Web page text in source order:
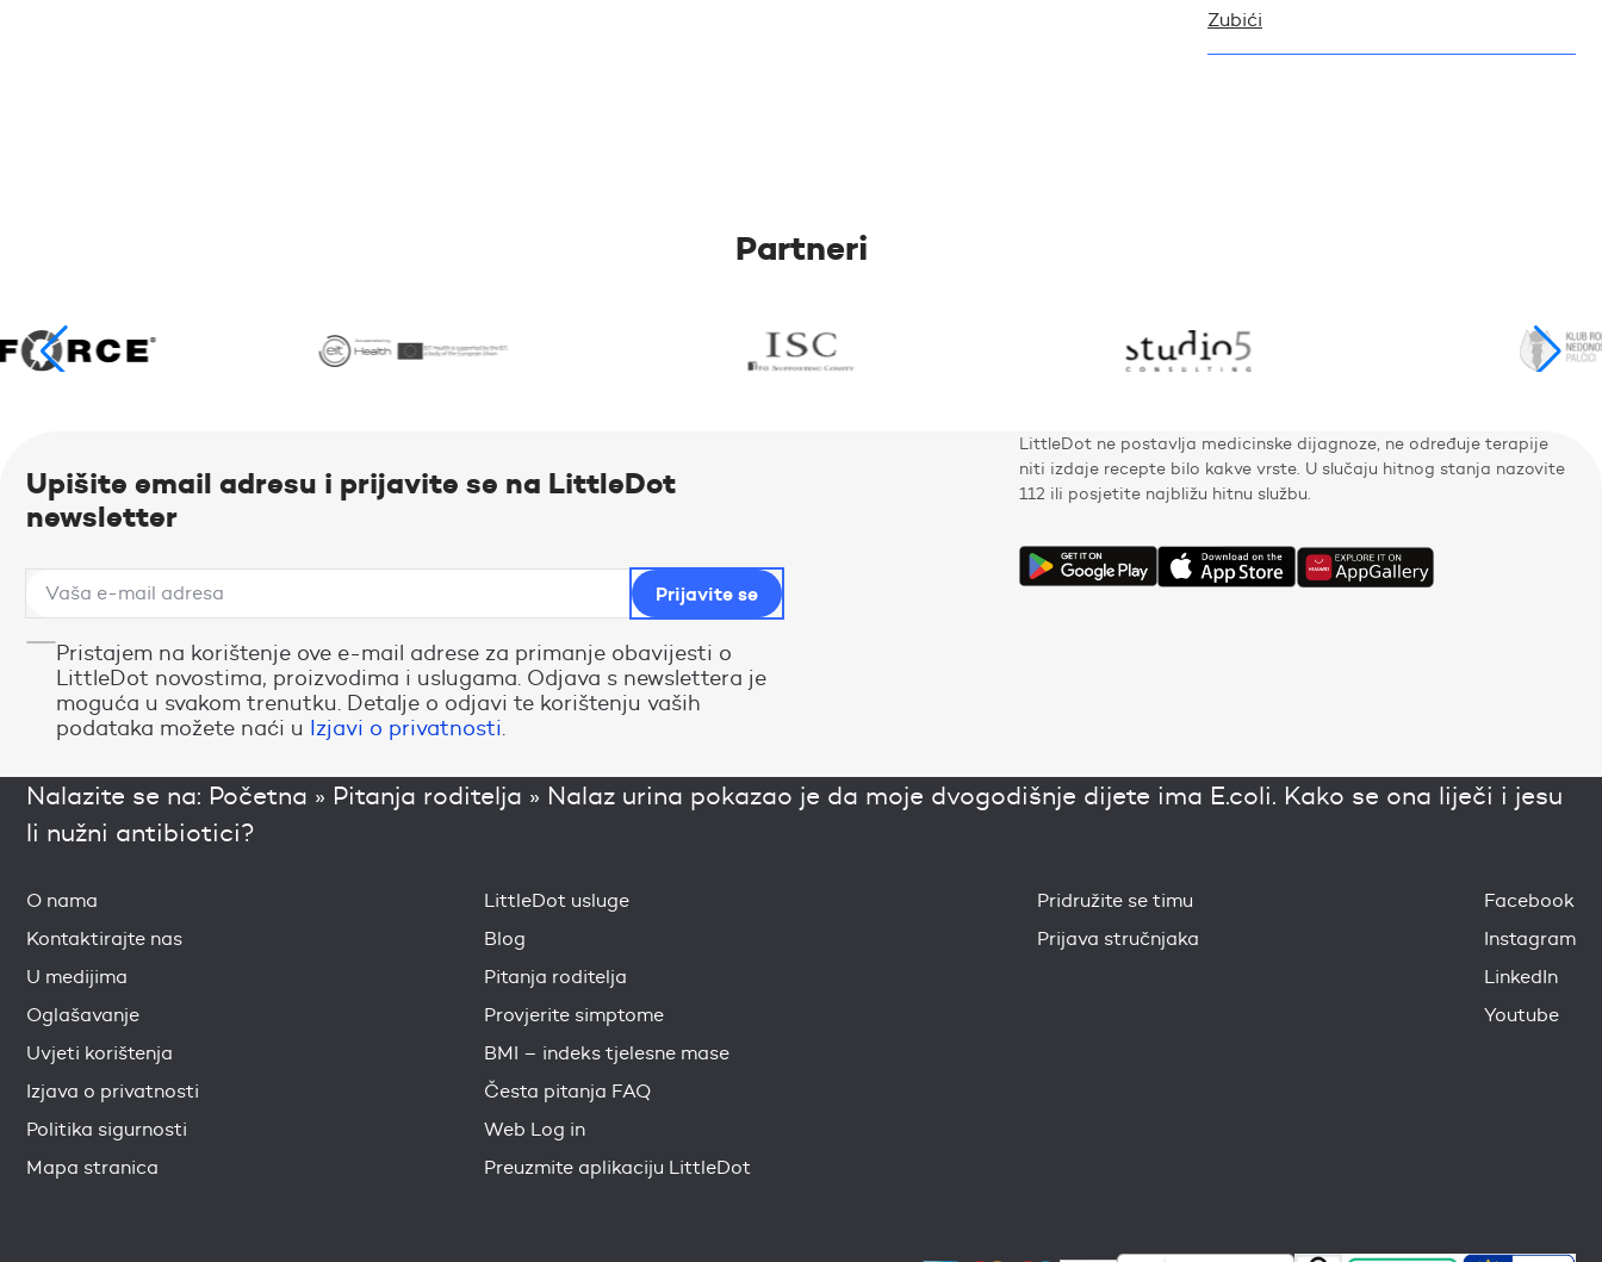
Zubići
Partneri
Upišite email adresu i prijavite se na LittleDot
newsletter
Pristajem na korištenje ove e-mail adrese za primanje obavijesti o
LittleDot novostima, proizvodima i uslugama. Odjava s newslettera je
moguća u svakom trenutku. Detalje o odjavi te korištenju vaših
podataka možete naći u Izjavi o privatnosti.
LittleDot ne postavlja medicinske dijagnoze, ne određuje terapije
niti izdaje recepte bilo kakve vrste. U slučaju hitnog stanja nazovite
112 ili posjetite najbližu hitnu službu.
Nalazite se na: Početna » Pitanja roditelja » Nalaz urina pokazao je da moje dvogodišnje dijete ima E.coli. Kako se ona liječi i jesu
li nužni antibiotici?
O nama
Kontaktirajte nas
U medijima
Oglašavanje
Uvjeti korištenja
Izjava o privatnosti
Politika sigurnosti
Mapa stranica
LittleDot usluge
Blog
Pitanja roditelja
Provjerite simptome
BMI – indeks tjelesne mase
Česta pitanja FAQ
Web Log in
Preuzmite aplikaciju LittleDot
Pridružite se timu
Prijava stručnjaka
Facebook
Instagram
LinkedIn
Youtube